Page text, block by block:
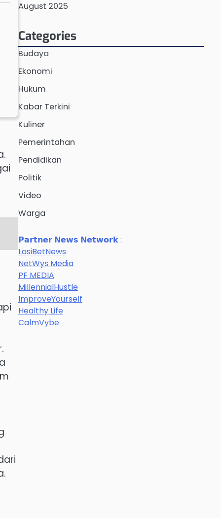
August 2025
Categories
Budaya
Ekonomi
Hukum
Kabar Terkini
Kuliner
Pemerintahan
Pendidikan
Politik
Video
Warga
𝗣𝗮𝗿𝘁𝗻𝗲𝗿 𝗡𝗲𝘄𝘀 𝗡𝗲𝘁𝘄𝗼𝗿𝗸 :
LasiBetNews
NetWys Media
PF MEDIA
MillennialHustle
ImproveYourself
Healthy Life
CalmVybe